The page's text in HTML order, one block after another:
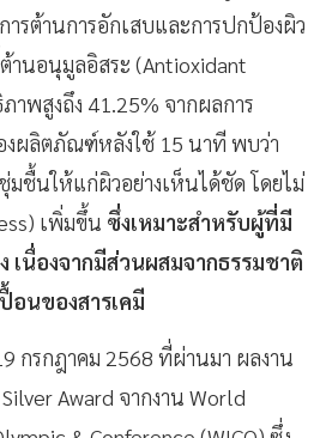
รต้านการอักเสบและการปกป้องผิว
านอนุมูลอิสระ (Antioxidant
พสูงถึง 41.25% จากผลการ
ผลิตภัณฑ์หลังใช้ 15 นาที พบว่า
มชื้นให้แก่ผิวอย่างเห็นได้ชัด โดยไม่
เพิ่มขึ้น ซึ่งเหมาะสำหรับผู้ที่มี
เนื่องจากมีส่วนผสมจากธรรมชาติ
อนของสารเคมี
กรกฎาคม 2568 ที่ผ่านมา ผลงาน
Award จากงาน World